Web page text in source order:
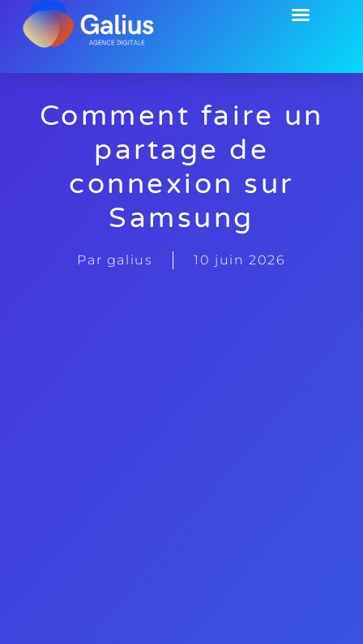
Comment faire un
partage de
connexion sur
Samsung
Par galius 10 juin 2026